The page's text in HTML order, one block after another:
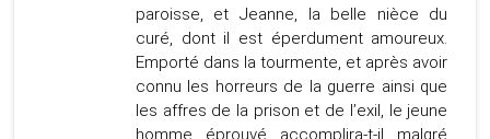
paroisse, et Jeanne, la belle nièce du
curé, dont il est éperdument amoureux.
Emporté dans la tourmente, et après avoir
connu les horreurs de la guerre ainsi que
les affres de la prison et de l’exil, le jeune
homme éprouvé accomplira-t-il malgré